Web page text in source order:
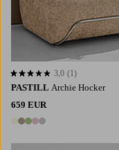
PASTILL Archie Hocker
659 EUR
5 Farben
3,0 basierend auf 1
3,0 (1)